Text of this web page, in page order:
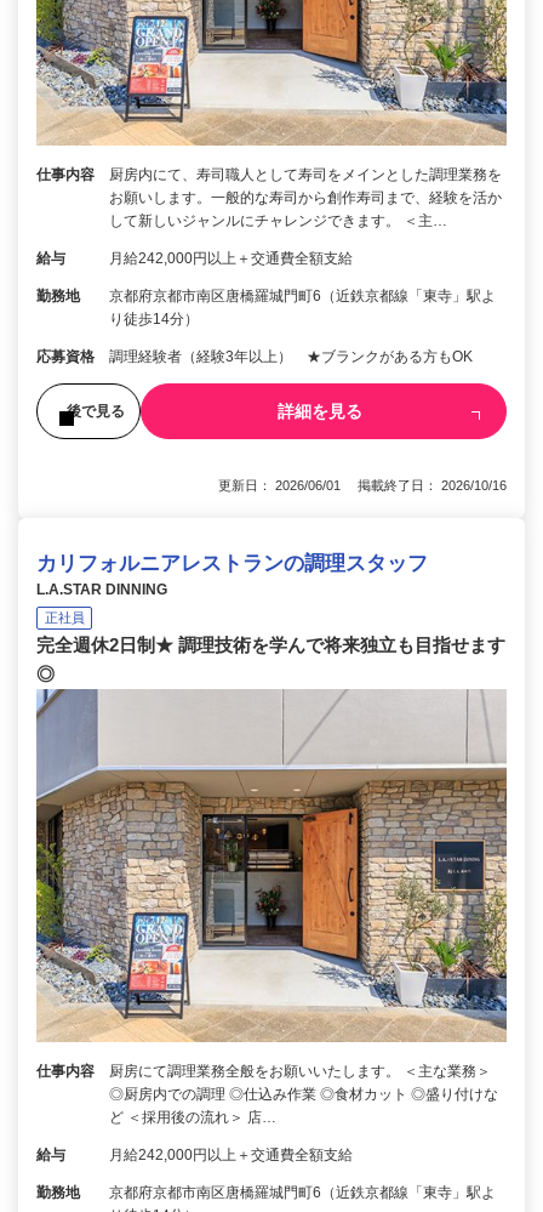
仕事内容
厨房内にて、寿司職人として寿司をメインとした調理業務を
お願いします。一般的な寿司から創作寿司まで、経験を活か
して新しいジャンルにチャレンジできます。 ＜主…
給与 月給242,000円以上＋交通費全額支給
勤務地
京都府京都市南区唐橋羅城門町6（近鉄京都線「東寺」駅よ
り徒歩14分）
応募資格 調理経験者（経験3年以上） ★ブランクがある方もOK
後で見る 詳細を見る
更新日： 2026/06/01 掲載終了日： 2026/10/16
カリフォルニアレストランの調理スタッフ
L.A.STAR DINNING
正社員
完全週休2日制★ 調理技術を学んで将来独立も目指せます
◎
仕事内容
厨房にて調理業務全般をお願いいたします。 ＜主な業務＞
◎厨房内での調理 ◎仕込み作業 ◎食材カット ◎盛り付けな
ど ＜採用後の流れ＞ 店…
給与 月給242,000円以上＋交通費全額支給
勤務地
京都府京都市南区唐橋羅城門町6（近鉄京都線「東寺」駅よ